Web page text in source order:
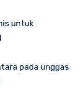
untuk
pada unggas